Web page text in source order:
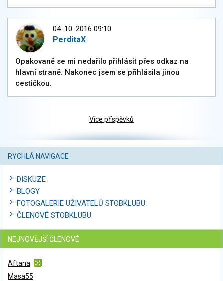
04. 10. 2016 09:10
PerditaX
Opakovaně se mi nedařilo přihlásit přes odkaz na
hlavní straně. Nakonec jsem se přihlásila jinou
cestičkou.
Více příspěvků
RYCHLÁ NAVIGACE
DISKUZE
BLOGY
FOTOGALERIE UŽIVATELŮ STOBKLUBU
ČLENOVÉ STOBKLUBU
NEJNOVĚJŠÍ ČLENOVÉ
Aftana
Masa55